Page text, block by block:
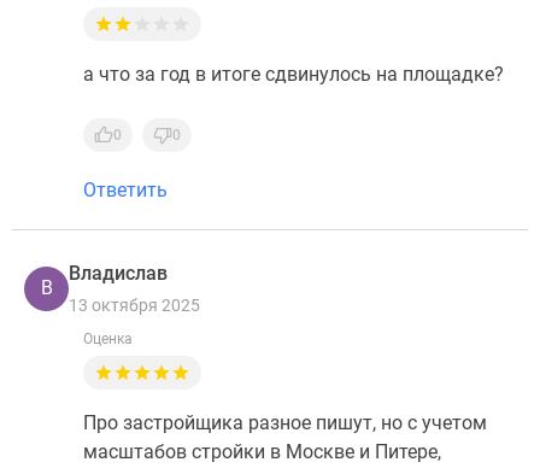
а что за год в итоге сдвинулось на площадке?
0 0
Ответить
В
Владислав
13 октября 2025
Оценка
Про застройщика разное пишут, но с учетом
масштабов стройки в Москве и Питере,